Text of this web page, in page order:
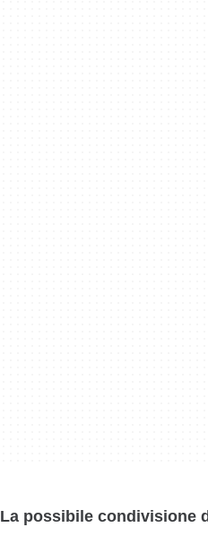
La possibile condivisione